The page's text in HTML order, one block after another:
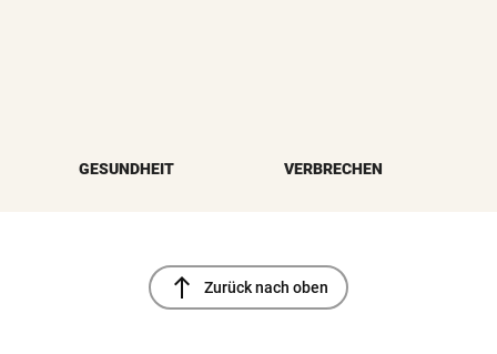
GESUNDHEIT VERBRECHEN
north Zurück nach oben